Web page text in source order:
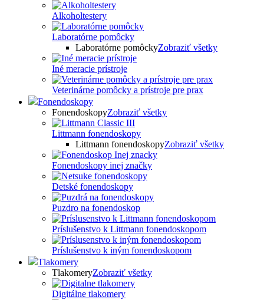
Alkoholtestery
Laboratórne pomôcky
Laboratórne pomôckyZobraziť všetky
Iné meracie prístroje
Veterinárne pomôcky a prístroje pre prax
Fonendoskopy
FonendoskopyZobraziť všetky
Littmann fonendoskopy
Littmann fonendoskopyZobraziť všetky
Fonendoskopy inej značky
Detské fonendoskopy
Puzdro na fonendoskop
Príslušenstvo k Littmann fonendoskopom
Príslušenstvo k iným fonendoskopom
Tlakomery
TlakomeryZobraziť všetky
Digitálne tlakomery